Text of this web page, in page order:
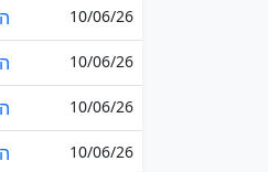
10/06/26
10/06/26
10/06/26
10/06/26